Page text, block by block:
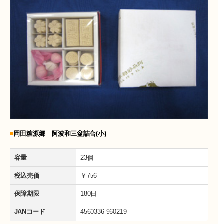
■ 岡田糖源郷 阿波和三盆詰合(小)
容量 23個
税込売価 ￥756
保障期限 180日
JANコード 4560336 960219